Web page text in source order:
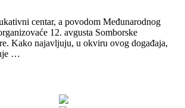
centar, a povodom Međunarodnog
12. avgusta Somborske
Kako najavljuju, u okviru ovog događaja,
…